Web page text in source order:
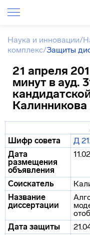
Наука и инновации/
комплекс/Защиты
21 апреля
минут в ауд.
Шифр совета
Д
Дата
размещения
объявления
Соискатель
Название
диссертации
Дата защиты